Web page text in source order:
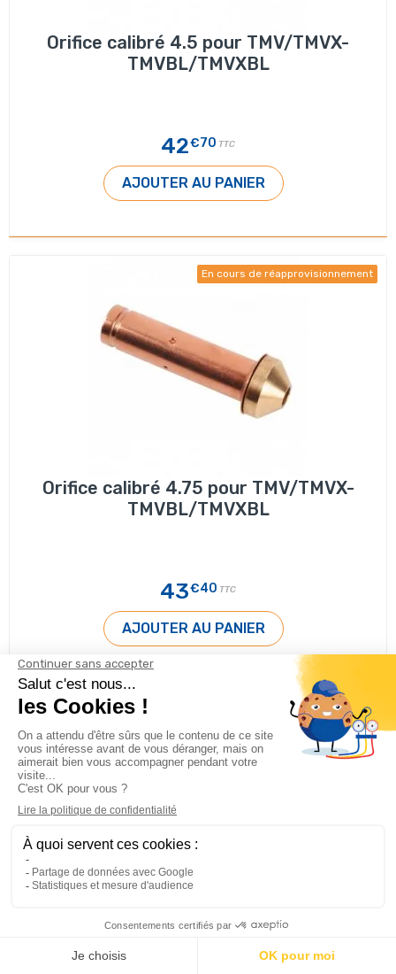
Orifice calibré 4.5 pour TMV/TMVX-
TMVBL/TMVXBL
42€70 TTC
AJOUTER AU PANIER
En cours de réapprovisionnement
Orifice calibré 4.75 pour TMV/TMVX-
TMVBL/TMVXBL
43€40 TTC
AJOUTER AU PANIER
En cours de réapprovisionnement
Détendeur TLK 0,3 R134